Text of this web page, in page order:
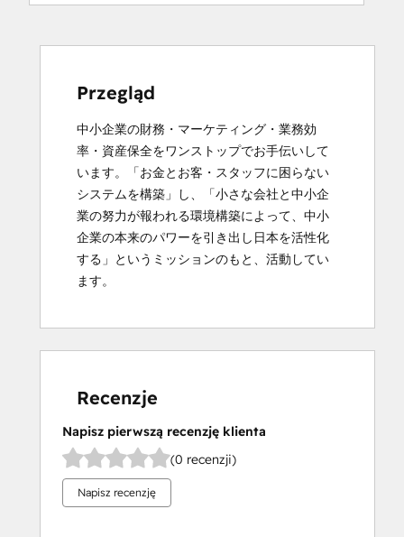
Przegląd
中小企業の財務・マーケティング・業務効
率・資産保全をワンストップでお手伝いして
います。「お金とお客・スタッフに困らない
システムを構築」し、「小さな会社と中小企
業の努力が報われる環境構築によって、中小
企業の本来のパワーを引き出し日本を活性化
する」というミッションのもと、活動してい
ます。
Recenzje
Napisz pierwszą recenzję klienta
(0 recenzji)
Napisz recenzję